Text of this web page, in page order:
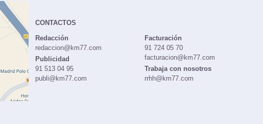
CONTACTOS
Redacción
redaccion@km77.com
Publicidad
91 513 04 95
publi@km77.com
Facturación
91 724 05 70
facturacion@km77.com
Trabaja con nosotros
rrhh@km77.com